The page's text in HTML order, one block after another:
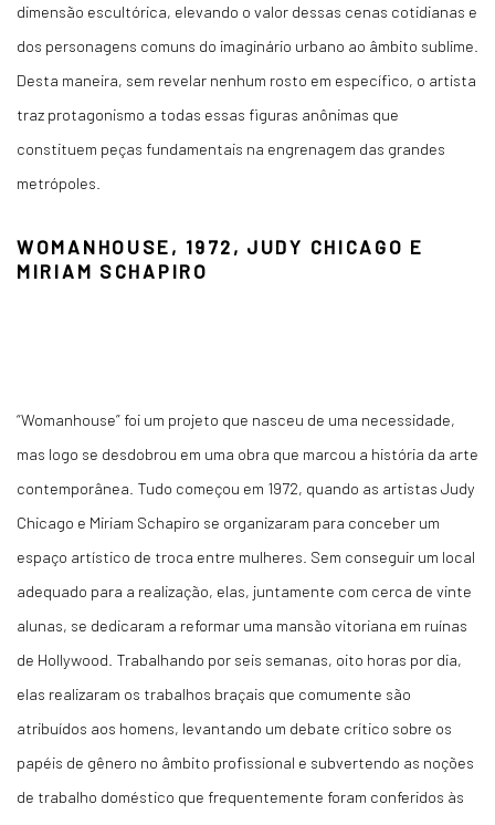
dimensão escultórica, elevando o valor dessas cenas cotidianas e
dos personagens comuns do imaginário urbano ao âmbito sublime.
Desta maneira, sem revelar nenhum rosto em específico, o artista
traz protagonismo a todas essas figuras anônimas que
constituem peças fundamentais na engrenagem das grandes
metrópoles.
WOMANHOUSE, 1972, JUDY CHICAGO E
MIRIAM SCHAPIRO
“Womanhouse” foi um projeto que nasceu de uma necessidade,
mas logo se desdobrou em uma obra que marcou a história da arte
contemporânea. Tudo começou em 1972, quando as artistas Judy
Chicago e Miriam Schapiro se organizaram para conceber um
espaço artístico de troca entre mulheres. Sem conseguir um local
adequado para a realização, elas, juntamente com cerca de vinte
alunas, se dedicaram a reformar uma mansão vitoriana em ruínas
de Hollywood. Trabalhando por seis semanas, oito horas por dia,
elas realizaram os trabalhos braçais que comumente são
atribuídos aos homens, levantando um debate crítico sobre os
papéis de gênero no âmbito profissional e subvertendo as noções
de trabalho doméstico que frequentemente foram conferidos às